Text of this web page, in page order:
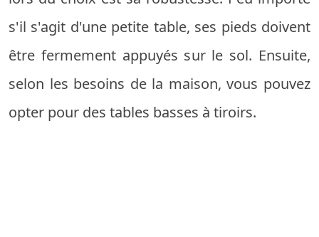
s'il s'agit d'une petite table, ses pieds doivent
être fermement appuyés sur le sol. Ensuite,
selon les besoins de la maison, vous pouvez
opter pour des tables basses à tiroirs.